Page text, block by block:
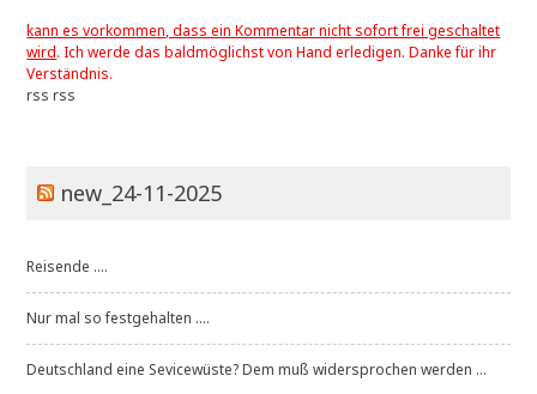
kann es vorkommen, dass ein Kommentar nicht sofort frei geschaltet
wird. Ich werde das baldmöglichst von Hand erledigen. Danke für ihr
Verständnis.
rss rss
new_24-11-2025
Reisende ....
Nur mal so festgehalten ....
Deutschland eine Sevicewüste? Dem muß widersprochen werden ...